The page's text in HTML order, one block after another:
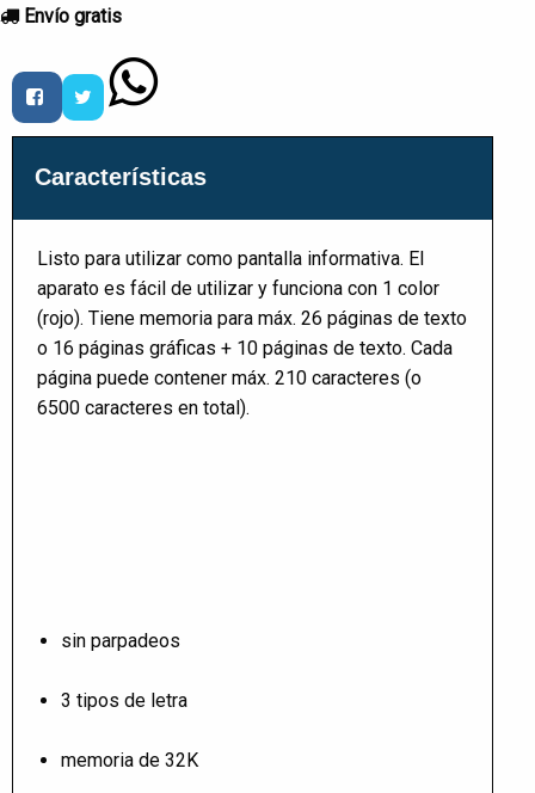
Envío gratis
Características
Listo para utilizar como pantalla informativa. El
aparato es fácil de utilizar y funciona con 1 color
(rojo). Tiene memoria para máx. 26 páginas de texto
o 16 páginas gráficas + 10 páginas de texto. Cada
página puede contener máx. 210 caracteres (o
6500 caracteres en total).
sin parpadeos
3 tipos de letra
memoria de 32K